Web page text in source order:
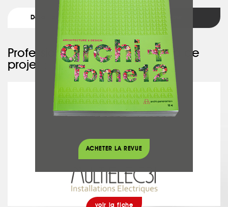
Détail du projet Retour
Professionnel ayant participé à ce
projet :
MULTIELEC31
voir la fiche
ACHETER LA REVUE